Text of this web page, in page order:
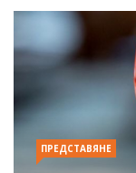
ПРЕДСТАВЯНЕ